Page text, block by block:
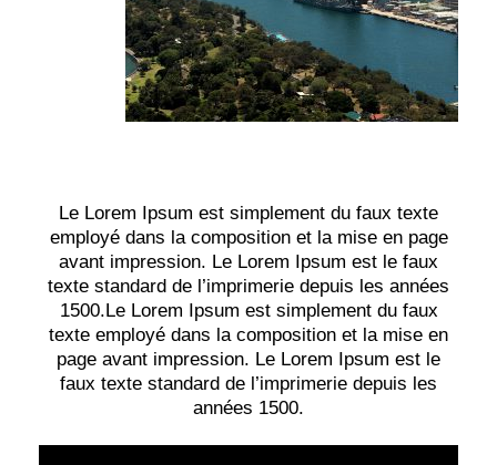
Le Lorem Ipsum est simplement du faux texte
employé dans la composition et la mise en page
avant impression. Le Lorem Ipsum est le faux
texte standard de l’imprimerie depuis les années
1500.Le Lorem Ipsum est simplement du faux
texte employé dans la composition et la mise en
page avant impression. Le Lorem Ipsum est le
faux texte standard de l’imprimerie depuis les
années 1500.